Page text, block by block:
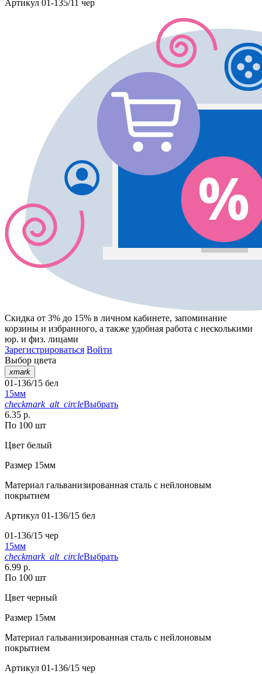
Артикул 01-135/11 чер
Скидка от 3% до 15% в личном кабинете, запоминание
корзины и избранного, а также удобная работа с несколькими
юр. и физ. лицами
Зарегистрироваться Войти
Выбор цвета
xmark
01-136/15 бел
15мм
checkmark_alt_circleВыбрать
6.35 р.
По 100 шт
Цвет белый
Размер 15мм
Материал гальванизированная сталь с нейлоновым
покрытием
Артикул 01-136/15 бел
01-136/15 чер
15мм
checkmark_alt_circleВыбрать
6.99 р.
По 100 шт
Цвет черный
Размер 15мм
Материал гальванизированная сталь с нейлоновым
покрытием
Артикул 01-136/15 чер